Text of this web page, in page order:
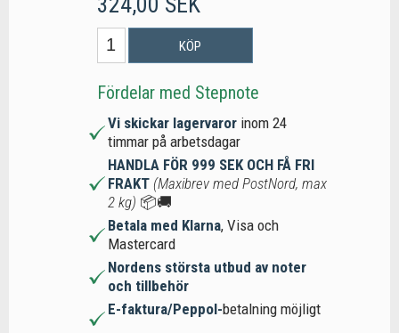
KÖP
Fördelar med Stepnote
Vi skickar lagervaror inom 24
timmar på arbetsdagar
HANDLA FÖR 999 SEK OCH FÅ FRI
FRAKT (Maxibrev med PostNord, max
2 kg) 📦🚚
Betala med Klarna, Visa och
Mastercard
Nordens största utbud av noter
och tillbehör
E-faktura/Peppol-betalning möjligt